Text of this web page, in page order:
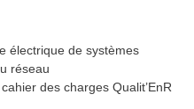
électrique de systèmes
réseau
des charges Qualit’EnR